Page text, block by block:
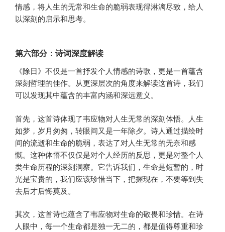
情感，将人生的无常和生命的脆弱表现得淋漓尽致，给人
以深刻的启示和思考。
第六部分：诗词深度解读
《除日》不仅是一首抒发个人情感的诗歌，更是一首蕴含
深刻哲理的佳作。从更深层次的角度来解读这首诗，我们
可以发现其中蕴含的丰富内涵和深远意义。
首先，这首诗体现了韦应物对人生无常的深刻体悟。人生
如梦，岁月匆匆，转眼间又是一年除夕。诗人通过描绘时
间的流逝和生命的脆弱，表达了对人生无常的无奈和感
慨。这种体悟不仅仅是对个人经历的反思，更是对整个人
类生命历程的深刻洞察。它告诉我们，生命是短暂的，时
光是宝贵的，我们应该珍惜当下，把握现在，不要等到失
去后才后悔莫及。
其次，这首诗也蕴含了韦应物对生命的敬畏和珍惜。在诗
人眼中，每一个生命都是独一无二的，都是值得尊重和珍